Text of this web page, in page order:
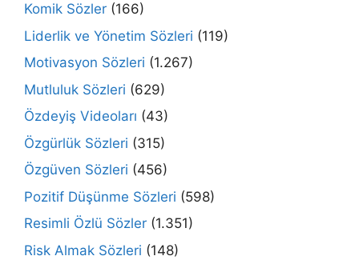
Komik Sözler (166)
Liderlik ve Yönetim Sözleri (119)
Motivasyon Sözleri (1.267)
Mutluluk Sözleri (629)
Özdeyiş Videoları (43)
Özgürlük Sözleri (315)
Özgüven Sözleri (456)
Pozitif Düşünme Sözleri (598)
Resimli Özlü Sözler (1.351)
Risk Almak Sözleri (148)